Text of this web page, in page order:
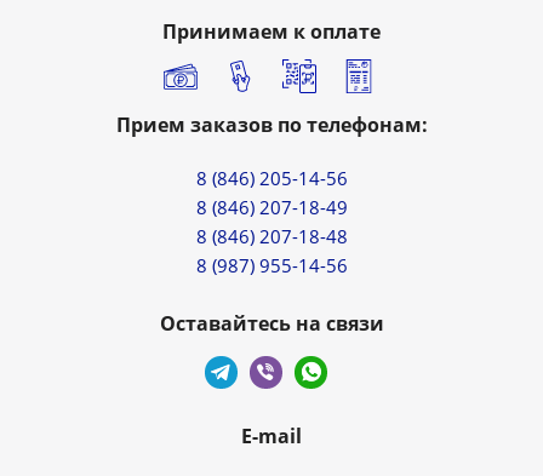
Принимаем к оплате
Прием заказов по телефонам:
8 (846) 205-14-56
8 (846) 207-18-49
8 (846) 207-18-48
8 (987) 955-14-56
Оставайтесь на связи
E-mail